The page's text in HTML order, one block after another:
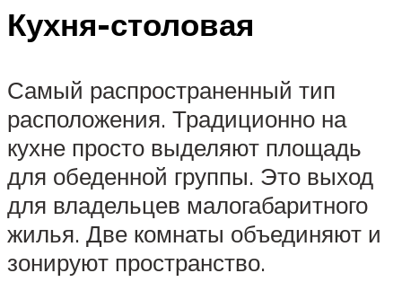
Кухня-столовая
Самый распространенный тип
расположения. Традиционно на
кухне просто выделяют площадь
для обеденной группы. Это выход
для владельцев малогабаритного
жилья. Две комнаты объединяют и
зонируют пространство.